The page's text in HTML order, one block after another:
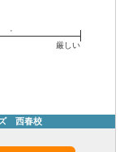
厳しい
西春校